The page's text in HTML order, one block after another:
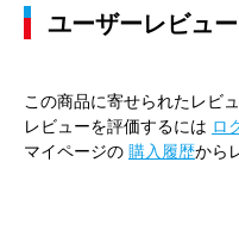
ユーザーレビュー
この商品に寄せられたレビ
レビューを評価するには ロ
マイページの 購入履歴から